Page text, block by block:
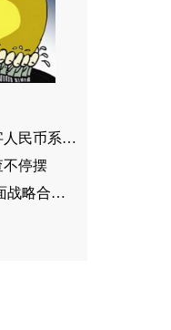
央行数研所狄刚：积极在数字人民币系统中探索区块链应用
不停摆
省农信联社与省农行 签署全面战略合作协议